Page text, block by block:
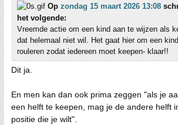
Op zondag 15 maart 2026 13:08
het volgende:
Vreemde actie om een kind aan te wijzen als
dat helemaal niet wil. Het gaat hier om een
rouleren zodat iedereen moet keepen- klaar!!
Dit ja.
En men kan dan ook prima zeggen "als je
een helft te keepen, mag je de andere helft
positie die je wilt".